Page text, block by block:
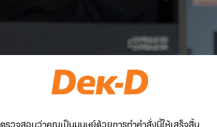
ตรวจสอบว่าคุณเป็นมนุษย์ด้วยการทำคำสั่งนี้ให้เสร็จสิ้น